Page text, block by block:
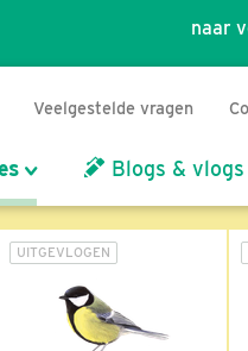
naar
Veelgestelde vragen
Blogs & vlogs
UITGEVLOGEN